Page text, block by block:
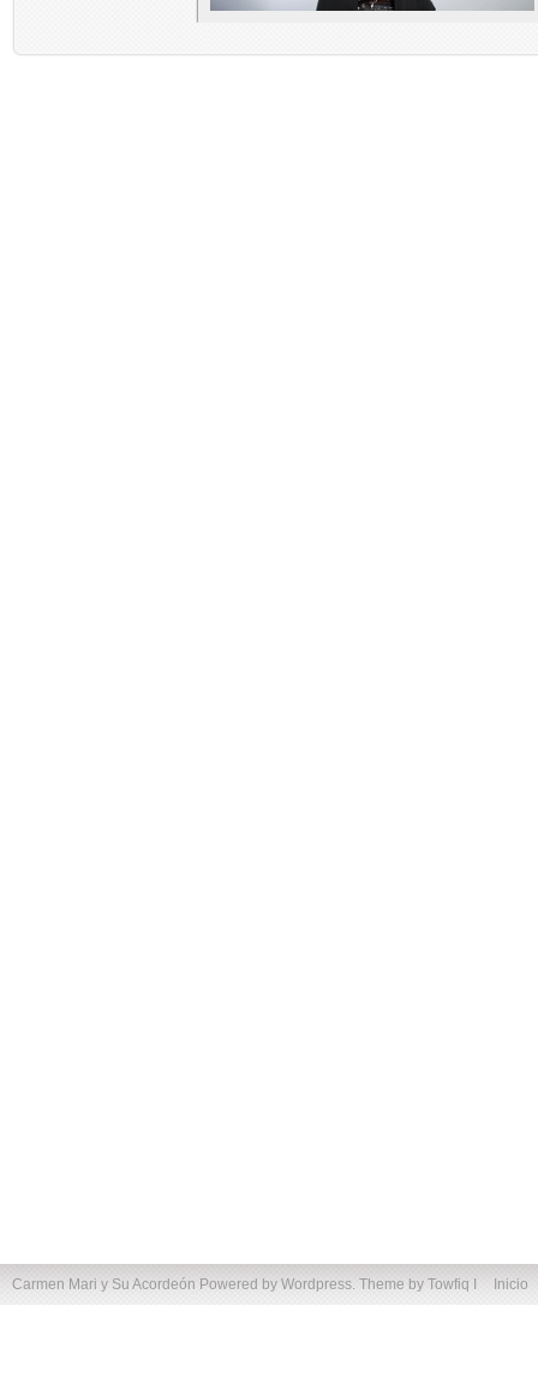
Carmen Mari y Su Acordeón Powered by Wordpress. Theme by Towfiq I Inicio